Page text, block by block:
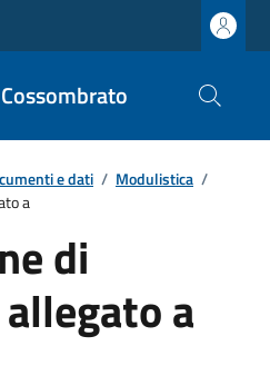
e dati / Modulistica /
a
di
a